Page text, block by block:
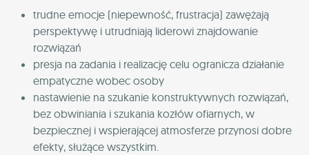
trudne emocje (niepewność, frustracja) zawężają
perspektywę i utrudniają liderowi znajdowanie
rozwiązań
presja na zadania i realizację celu ogranicza działanie
empatyczne wobec osoby
nastawienie na szukanie konstruktywnych rozwiązań,
bez obwiniania i szukania kozłów ofiarnych, w
bezpiecznej i wspierającej atmosferze przynosi dobre
efekty, służące wszystkim.